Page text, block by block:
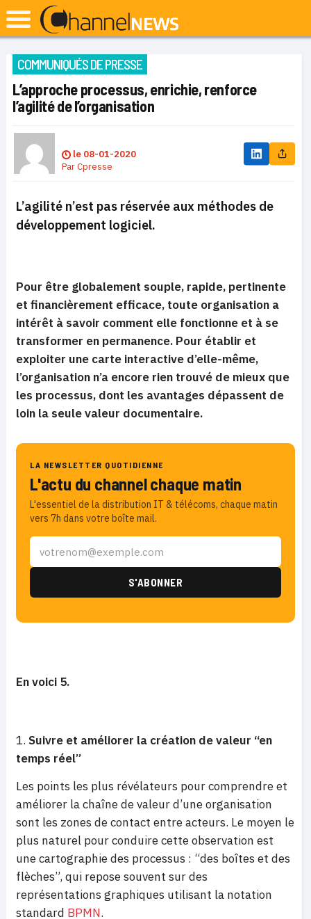
COMMUNIQUÉS DE PRESSE
L’approche processus, enrichie, renforce
l’agilité de l’organisation
le 08-01-2020
ParCpresse
L’agilité n’est pas réservée aux méthodes de
développement logiciel.
Pour être globalement souple, rapide, pertinente
et financièrement efficace, toute organisation a
intérêt à savoir comment elle fonctionne et à se
transformer en permanence. Pour établir et
exploiter une carte interactive d’elle-même,
l’organisation n’a encore rien trouvé de mieux que
les processus, dont les avantages dépassent de
loin la seule valeur documentaire.
LA NEWSLETTER QUOTIDIENNE
L'actu du channel chaque matin
L'essentiel de la distribution IT & télécoms, chaque matin
vers 7h dans votre boîte mail.
En voici 5.
Suivre et améliorer la création de valeur “en
temps réel”
Les points les plus révélateurs pour comprendre et
améliorer la chaîne de valeur d’une organisation
sont les zones de contact entre acteurs. Le moyen le
plus naturel pour conduire cette observation est
une cartographie des processus : “des boîtes et des
flèches”, qui repose souvent sur des
représentations graphiques utilisant la notation
standard BPMN.